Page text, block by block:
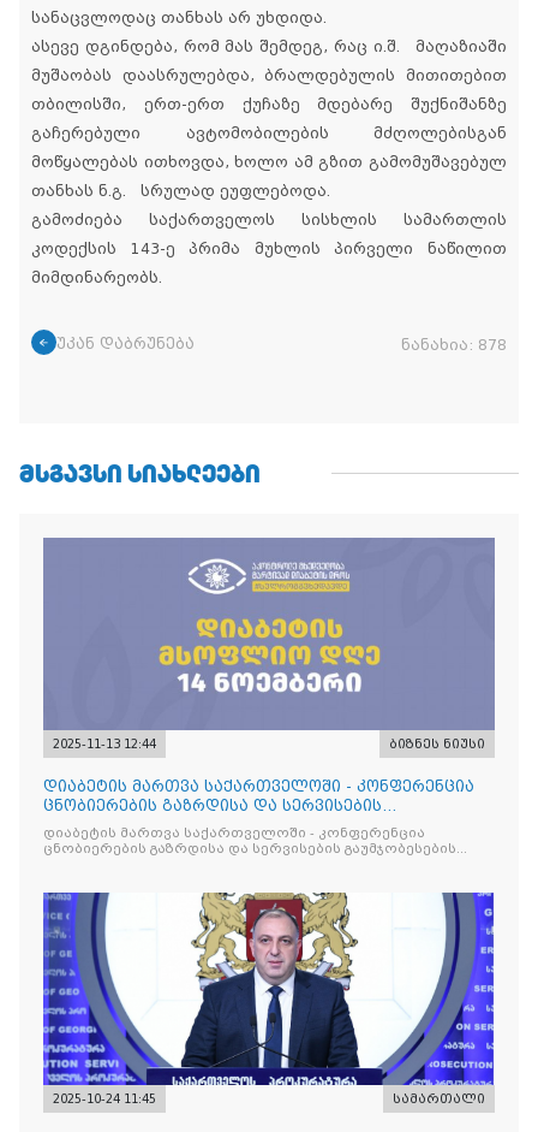
სანაცვლოდაც თანხას არ უხდიდა.
ასევე დგინდება, რომ მას შემდეგ, რაც ი.შ. მაღაზიაში
მუშაობას დაასრულებდა, ბრალდებულის მითითებით
თბილისში, ერთ-ერთ ქუჩაზე მდებარე შუქნიშანზე
გაჩერებული ავტომობილების მძღოლებისგან
მოწყალებას ითხოვდა, ხოლო ამ გზით გამომუშავებულ
თანხას ნ.გ. სრულად ეუფლებოდა.
გამოძიება საქართველოს სისხლის სამართლის
კოდექსის 143-ე პრიმა მუხლის პირველი ნაწილით
მიმდინარეობს.
უკან დაბრუნება ნანახია: 878
ᲛᲡᲒᲐᲕᲡᲘ ᲡᲘᲐᲮᲚᲔᲔᲑᲘ
2025-11-13 12:44 ბიზნეს ნიუსი
დიაბეტის მართვა საქართველოში - კონფერენცია
ცნობიერების გაზრდისა და სერვისების
გაუმჯობესების მიზნით
დიაბეტის მართვა საქართველოში - კონფერენცია
ცნობიერების გაზრდისა და სერვისების გაუმჯობესების
2025-10-24 11:45 სამართალი